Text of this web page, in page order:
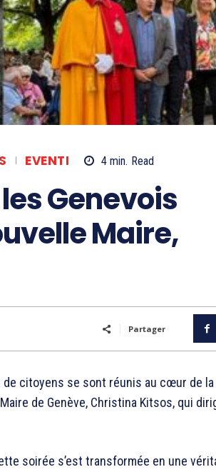
EVENTI 4 min. Read
Genevois
Maire,
Partager
citoyens se sont réunis au cœur de
de Genève, Christina Kitsos, qui
soirée s’est transformée en une